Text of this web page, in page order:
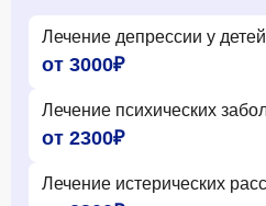
Лечение депрессии у детей
от 3000₽
Лечение психических
от 2300₽
Лечение истерических